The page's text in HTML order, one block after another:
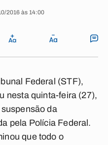
2016 às 14:00
Federal (STF),
nesta quinta-feira (27),
da
pela Polícia Federal.
que todo o